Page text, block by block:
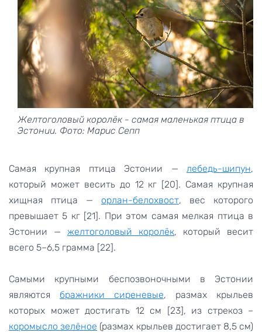
Желтоголовый королёк - самая маленькая птица в
Эстонии. Фото: Марис Сепп
Самая крупная птица Эстонии — лебедь-шипун,
который может весить до 12 кг [20]. Самая крупная
хищная птица — орлан-белохвост, вес которого
превышает 5 кг [21]. При этом самая мелкая птица в
Эстонии — желтоголовый королёк, который весит
всего 5–6,5 грамма [22].
Самыми крупными беспозвоночными в Эстонии
являются бражники сиреневые, размах крыльев
которых может достигать 12 см [23], из стрекоз –
коромысло зелёное (размах крыльев достигает 8,5 см)